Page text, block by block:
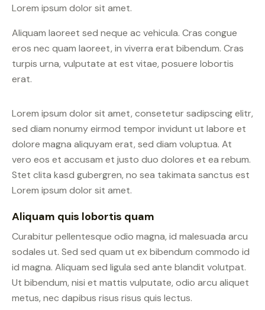
Lorem ipsum dolor sit amet.
Aliquam laoreet sed neque ac vehicula. Cras congue
eros nec quam laoreet, in viverra erat bibendum. Cras
turpis urna, vulputate at est vitae, posuere lobortis
erat.
Lorem ipsum dolor sit amet, consetetur sadipscing elitr,
sed diam nonumy eirmod tempor invidunt ut labore et
dolore magna aliquyam erat, sed diam voluptua. At
vero eos et accusam et justo duo dolores et ea rebum.
Stet clita kasd gubergren, no sea takimata sanctus est
Lorem ipsum dolor sit amet.
Aliquam quis lobortis quam
Curabitur pellentesque odio magna, id malesuada arcu
sodales ut. Sed sed quam ut ex bibendum commodo id
id magna. Aliquam sed ligula sed ante blandit volutpat.
Ut bibendum, nisi et mattis vulputate, odio arcu aliquet
metus, nec dapibus risus risus quis lectus.